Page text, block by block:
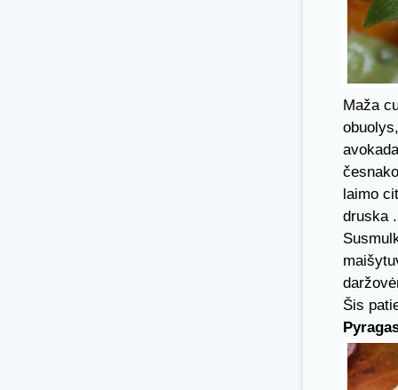
Maža
obuolys,
laimo
druska .
Šis